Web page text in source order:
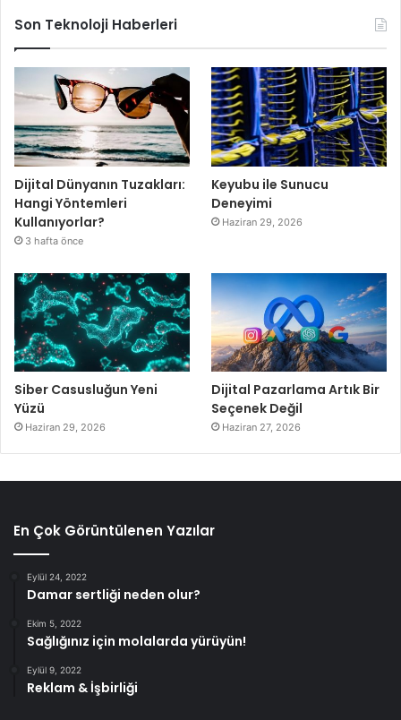
Son Teknoloji Haberleri
Dijital Dünyanın Tuzakları:
Hangi Yöntemleri
Kullanıyorlar?
3 hafta önce
Keyubu ile Sunucu
Deneyimi
Haziran 29, 2026
Siber Casusluğun Yeni
Yüzü
Haziran 29, 2026
Dijital Pazarlama Artık Bir
Seçenek Değil
Haziran 27, 2026
En Çok Görüntülenen Yazılar
Eylül 24, 2022
Damar sertliği neden olur?
Ekim 5, 2022
Sağlığınız için molalarda yürüyün!
Eylül 9, 2022
Reklam & İşbirliği